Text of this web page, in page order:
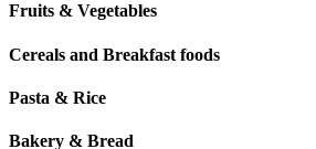
Fruits & Vegetables
Cereals and Breakfast foods
Pasta & Rice
Bakery & Bread